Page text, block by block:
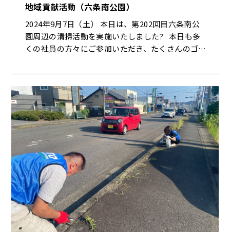
地域貢献活動（六条南公園）
2024年9月7日（土） 本日は、第202回目六条南公
園周辺の清掃活動を実施いたしました? 本日も多
くの社員の方々にご参加いただき、たくさんのゴミ
だきありがとうございました！ 来月からは、週
休2日制導入となるため第一金曜日に実施となりま
す?️ ご参加のほどよろしくお願いいたします?